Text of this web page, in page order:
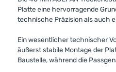
Platte eine hervorragende
technische Präzision als auch
Ein wesentlicher technischer
äußerst stabile Montage der
Baustelle, während die